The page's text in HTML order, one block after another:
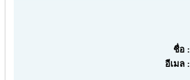
ชื่อ :
อีเมล :